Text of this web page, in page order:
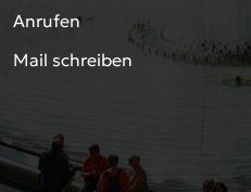
Anrufen
Mail schreiben